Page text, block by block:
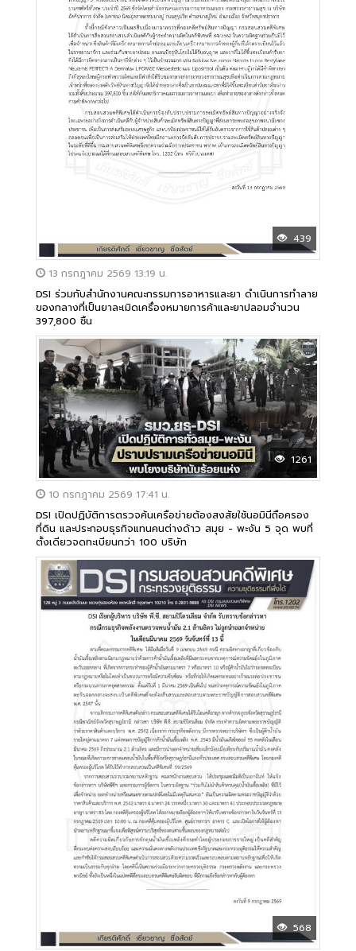
439
13 กรกฎาคม 2569 13:19 น.
DSI ร่วมกับสำนักงานคณะกรรมการอาหารและยา ดำเนินการทำลาย
ของกลางที่เป็นยาละเมิดเครื่องหมายการค้าและยาปลอมจำนวน
397,800 ชิ้น
1261
10 กรกฎาคม 2569 17:41 น.
DSI เปิดปฏิบัติการตรวจค้นเครือข่ายต้องสงสัยใช้นอมินีถือครอง
ที่ดิน และประกอบธุรกิจแทนคนต่างด้าว สมุย - พะงัน 5 จุด พบที่
ตั้งเดียวจดทะเบียนกว่า 100 บริษัท
568